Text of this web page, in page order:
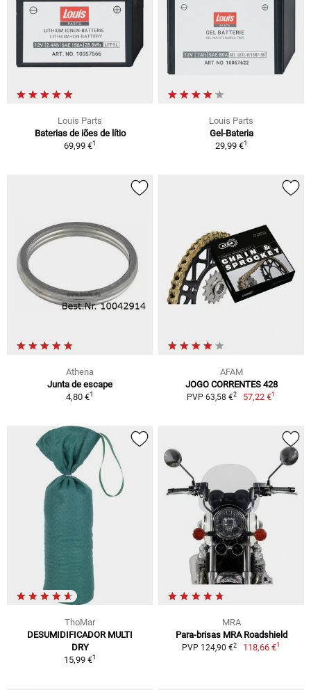
Louis Parts
Baterias de iões de lítio
69,99 €1
Louis Parts
Gel-Bateria
29,99 €1
Athena
Junta de escape
4,80 €1
AFAM
JOGO CORRENTES 428
PVP 63,58 €2 57,22 €1
ThoMar
DESUMIDIFICADOR MULTI
DRY
15,99 €1
MRA
Para-brisas MRA Roadshield
PVP 124,90 €2 118,66 €1